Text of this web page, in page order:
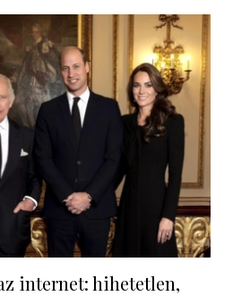
internet: hihetetlen,